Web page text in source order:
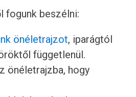
fogunk beszélni:
önéletrajzot, iparágtól
függetlenül.
önéletrajzba, hogy